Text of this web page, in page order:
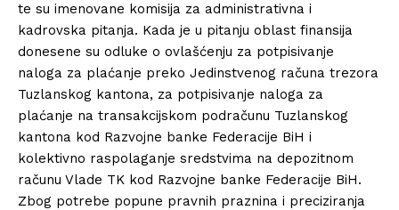
te su imenovane komisija za administrativna i
kadrovska pitanja. Kada je u pitanju oblast finansija
donesene su odluke o ovlašćenju za potpisivanje
naloga za plaćanje preko Jedinstvenog računa trezora
Tuzlanskog kantona, za potpisivanje naloga za
plaćanje na transakcijskom podračunu Tuzlanskog
kantona kod Razvojne banke Federacije BiH i
kolektivno raspolaganje sredstvima na depozitnom
računu Vlade TK kod Razvojne banke Federacije BiH.
Zbog potrebe popune pravnih praznina i preciziranja